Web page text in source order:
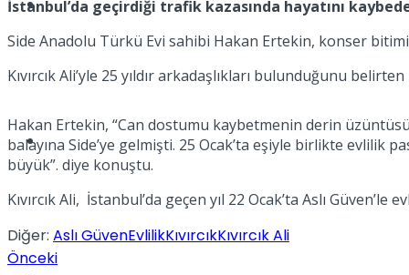
Sinema
İstanbul’da geçirdiği trafik kazasında hayatını
Side Anadolu Türkü Evi sahibi Hakan Ertekin, konser
Kıvırcık Ali’yle 25 yıldır arkadaşlıkları bulunduğunu
Hakan Ertekin, “Can dostumu kaybetmenin derin üzüntüsü
balayına Side’ye gelmişti. 25 Ocak’ta eşiyle birlikte evlilik
büyük”. diye konuştu.
Kıvırcık Ali, İstanbul’da geçen yıl 22 Ocak’ta Aslı
Diğer: Aslı GüvenEvlilikKıvırcıkKıvırcık Ali
Önceki